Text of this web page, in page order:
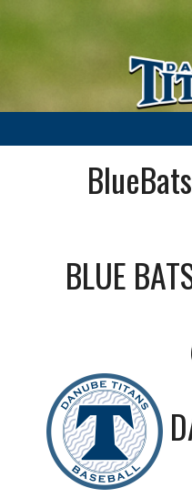
BLUE